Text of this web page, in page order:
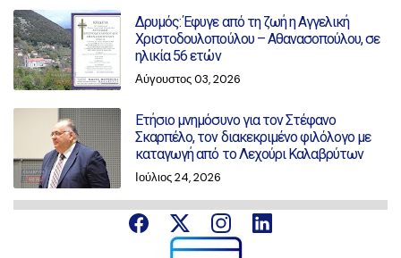
Δρυμός: Έφυγε από τη ζωή η Αγγελική
Χριστοδουλοπούλου – Αθανασοπούλου, σε
ηλικία 56 ετών
Αύγουστος 03, 2026
Ετήσιο μνημόσυνο για τον Στέφανο
Σκαρπέλο, τον διακεκριμένο φιλόλογο με
καταγωγή από το Λεχούρι Καλαβρύτων
Ιούλιος 24, 2026